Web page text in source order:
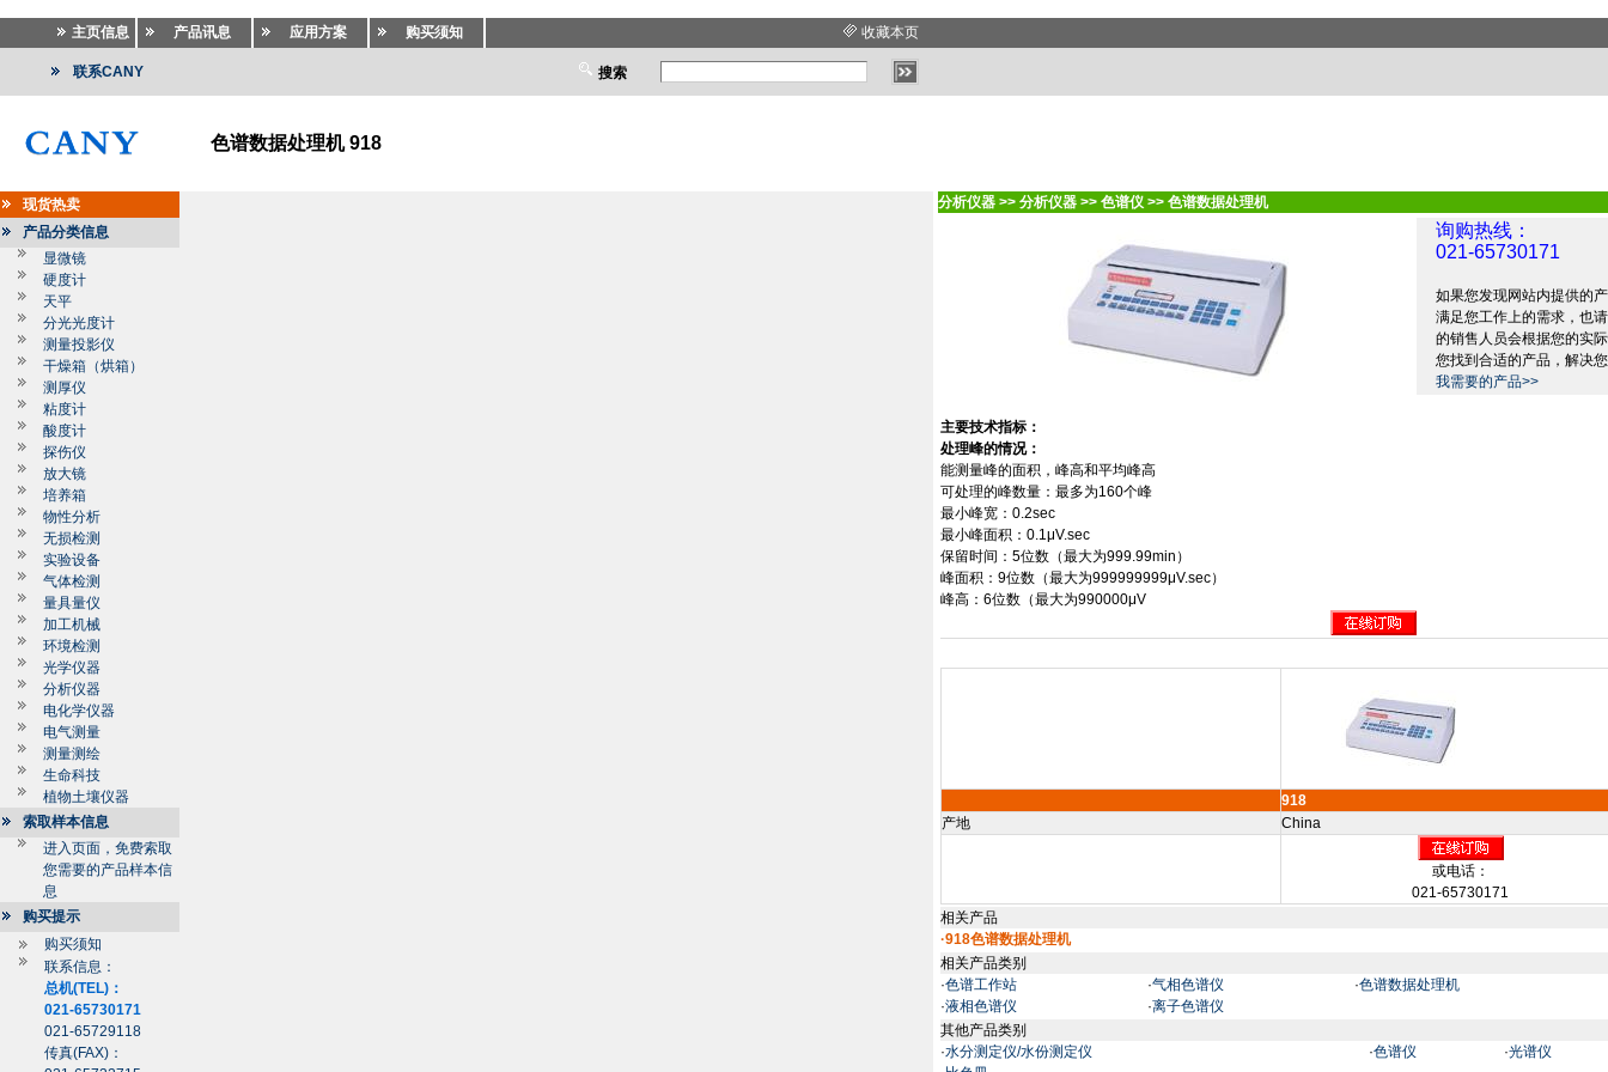
主页信息 产品讯息 应用方案 购买须知 收藏本页
联系CANY 搜索
色谱数据处理机 918
现货热卖
产品分类信息
显微镜
硬度计
天平
分光光度计
测量投影仪
干燥箱（烘箱）
测厚仪
粘度计
酸度计
探伤仪
放大镜
培养箱
物性分析
无损检测
实验设备
气体检测
量具量仪
加工机械
环境检测
光学仪器
分析仪器
电化学仪器
电气测量
测量测绘
生命科技
植物土壤仪器
索取样本信息
进入页面，免费索取
您需要的产品样本信
息
购买提示
购买须知
联系信息：
总机(TEL)：
021-65730171
021-65729118
传真(FAX)：
分析仪器 >> 分析仪器 >> 色谱仪 >> 色谱数据处理机
询购热线：
021-65730171
如果您发现网站内提供的
满足您工作上的需求，也
的销售人员会根据您的实
您找到合适的产品，解决
我需要的产品>>
主要技术指标：
处理峰的情况：
能测量峰的面积，峰高和平均峰高
可处理的峰数量：最多为160个峰
最小峰宽： 0.2sec
最小峰面积： 0.1μV.sec
保留时间： 5位数（最大为999.99min ）
峰面积： 9位数（最大为999999999μV.sec）
峰高： 6位数（最大为990000μV
918
产地
China
或电话：
021-65730171
相关产品
·918色谱数据处理机
相关产品类别
·色谱工作站 ·气相色谱仪 ·色谱数据处理机
·液相色谱仪 ·离子色谱仪
其他产品类别
·水分测定仪/水份测定仪 ·色谱仪 ·光谱仪